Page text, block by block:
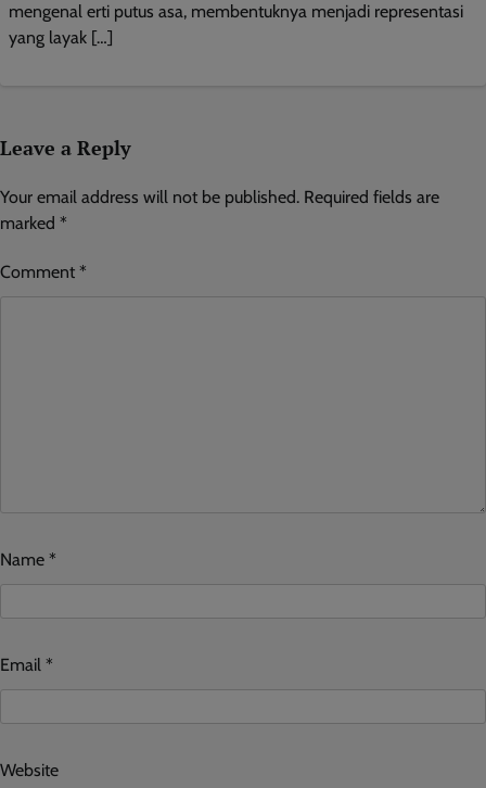
mengenal erti putus asa, membentuknya menjadi representasi
yang layak […]
Leave a Reply
Your email address will not be published. Required fields are
marked *
Comment *
Name *
Email *
Website